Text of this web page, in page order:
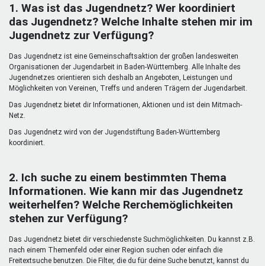
Freizeit & Reisen
Mentoren & Projekte
Schule & Beruf
Demokratie & Beteiligung
Vor Ort
1. Was ist das Jugendnetz? Wer koordiniert
das Jugendnetz? Welche Inhalte stehen mir im
Jugendnetz zur Verfügung?
Das Jugendnetz ist eine Gemeinschaftsaktion der großen landesweiten
Organisationen der Jugendarbeit in Baden-Württemberg. Alle Inhalte des
Jugendnetzes orientieren sich deshalb an Angeboten, Leistungen und
Möglichkeiten von Vereinen, Treffs und anderen Trägern der Jugendarbeit.
Das Jugendnetz bietet dir Informationen, Aktionen und ist dein Mitmach-
Netz.
Das Jugendnetz wird von der Jugendstiftung Baden-Württemberg
koordiniert.
2. Ich suche zu einem bestimmten Thema
Informationen. Wie kann mir das Jugendnetz
weiterhelfen? Welche Rerchemöglichkeiten
stehen zur Verfügung?
Das Jugendnetz bietet dir verschiedenste Suchmöglichkeiten. Du kannst z.B.
nach einem Themenfeld oder einer Region suchen oder einfach die
Freitextsuche benutzen. Die Filter, die du für deine Suche benutzt, kannst du